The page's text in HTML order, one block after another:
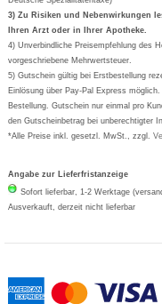
Formoline
Wick
Eucerin
Basica
3) Zu Risiken und Nebenwirkungen
Ihren Arzt oder in Ihrer Apotheke.
4) Unverbindliche Preisempfehlung des
vorgeschriebene Mehrwertsteuer.
5) Gutschein gültig bei Erstbestellung
Einlösung über Pay-Pal Express
Bestellung. Gutschein nur einmal pro
den Gutscheinbetrag bei unberechtigter
*Alle Preise inkl. gesetzl. MwSt., zzgl.
Angabe zur Lieferfristanzeige
Sofort lieferbar, 1-2 Werktage
Ausverkauft, derzeit nicht lieferbar